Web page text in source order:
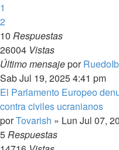
1
2
10 Respuestas
26004 Vistas
Último mensajepor
Sab Jul 19, 2025 4:41 pm
El Parlamento Europeo
contra civiles ucranianos
porTovarish » Lun Jul 07,
5Respuestas